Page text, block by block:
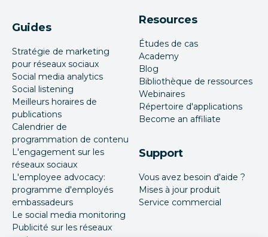
Guides
Stratégie de marketing
pour réseaux sociaux
Social media analytics
Social listening
Meilleurs horaires de
publications
Calendrier de
programmation de contenu
L'engagement sur les
réseaux sociaux
L'employee advocacy:
programme d'employés
embassadeurs
Le social media monitoring
Publicité sur les réseaux
Resources
Études de cas
Academy
Blog
Bibliothèque de ressources
Webinaires
Répertoire d'applications
Become an affiliate
Support
Vous avez besoin d'aide ?
Mises à jour produit
Service commercial